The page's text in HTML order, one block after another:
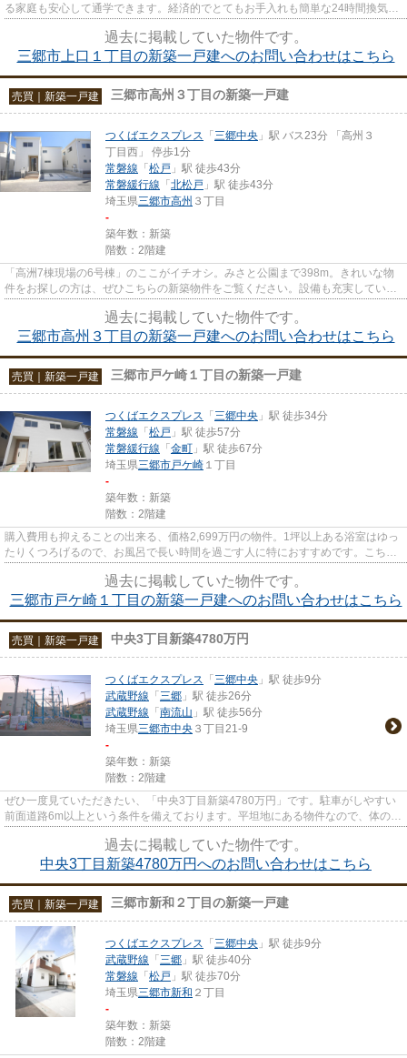
る家庭も安心して通学できます。経済的でとてもお手入れも簡単な24時間換気シ
過去に掲載していた物件です。
三郷市上口１丁目の新築一戸建へのお問い合わせはこちら
売買｜新築一戸建 三郷市高州３丁目の新築一戸建
つくばエクスプレス 「 三郷中央 」駅 バス23分 「高州３
丁目西」 停歩1分
常磐線 「 松戸 」駅 徒歩43分
常磐緩行線 「 北松戸 」駅 徒歩43分
埼玉県三郷市高州 ３丁目
-
築年数：新築
階数：2階建
「高洲7棟現場の6号棟」のここがイチオシ。みさと公園まで398m。きれいな物
件をお探しの方は、ぜひこちらの新築物件をご覧ください。設備も充実している
過去に掲載していた物件です。
三郷市高州３丁目の新築一戸建へのお問い合わせはこちら
売買｜新築一戸建 三郷市戸ケ崎１丁目の新築一戸建
つくばエクスプレス 「 三郷中央 」駅 徒歩34分
常磐線 「 松戸 」駅 徒歩57分
常磐緩行線 「 金町 」駅 徒歩67分
埼玉県三郷市戸ケ崎 １丁目
-
築年数：新築
階数：2階建
購入費用も抑えることの出来る、価格2,699万円の物件。1坪以上ある浴室はゆっ
たりくつろげるので、お風呂で長い時間を過ごす人に特におすすめです。こちら
過去に掲載していた物件です。
三郷市戸ケ崎１丁目の新築一戸建へのお問い合わせはこちら
売買｜新築一戸建 中央3丁目新築4780万円
つくばエクスプレス 「 三郷中央 」駅 徒歩9分
武蔵野線 「 三郷 」駅 徒歩26分
武蔵野線 「 南流山 」駅 徒歩56分
埼玉県三郷市中央 ３丁目21-9
-
築年数：新築
階数：2階建
ぜひ一度見ていただきたい、「中央3丁目新築4780万円」です。駐車がしやすい
前面道路6m以上という条件を備えております。平坦地にある物件なので、体の弱
過去に掲載していた物件です。
中央3丁目新築4780万円へのお問い合わせはこちら
売買｜新築一戸建 三郷市新和２丁目の新築一戸建
つくばエクスプレス 「 三郷中央 」駅 徒歩9分
武蔵野線 「 三郷 」駅 徒歩40分
常磐線 「 松戸 」駅 徒歩70分
埼玉県三郷市新和 ２丁目
-
築年数：新築
階数：2階建